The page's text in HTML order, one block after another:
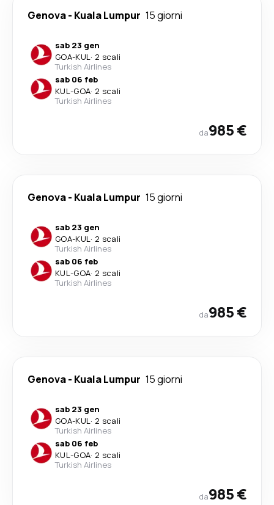
Genova- Kuala Lumpur 15 giorni
sab 23 gen
GOA-KUL· 2 scali
Turkish Airlines
sab 06 feb
KUL-GOA· 2 scali
Turkish Airlines
da985 €
Genova- Kuala Lumpur 15 giorni
sab 23 gen
GOA-KUL· 2 scali
Turkish Airlines
sab 06 feb
KUL-GOA· 2 scali
Turkish Airlines
da985 €
Genova- Kuala Lumpur 15 giorni
sab 23 gen
GOA-KUL· 2 scali
Turkish Airlines
sab 06 feb
KUL-GOA· 2 scali
Turkish Airlines
da985 €